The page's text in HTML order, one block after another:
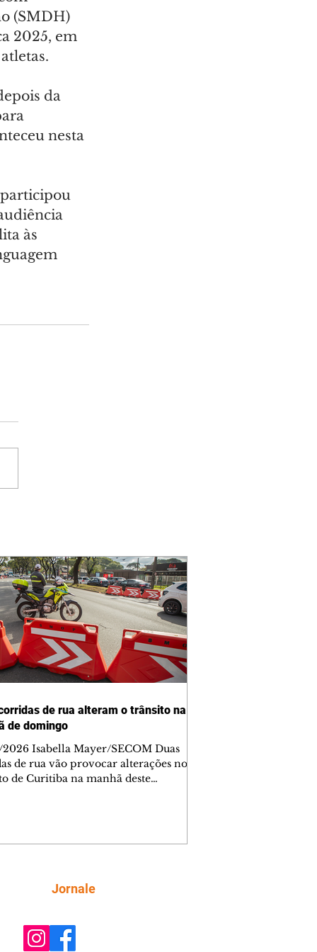
(SMDH)
2025, em
da
nesta
às
de rua alteram o trânsito na
de domingo
Isabella Mayer/SECOM Duas
de rua vão provocar alterações no
de Curitiba na manhã deste
com antecedência,
a sinalização provisória e as
rotas al
Jornale